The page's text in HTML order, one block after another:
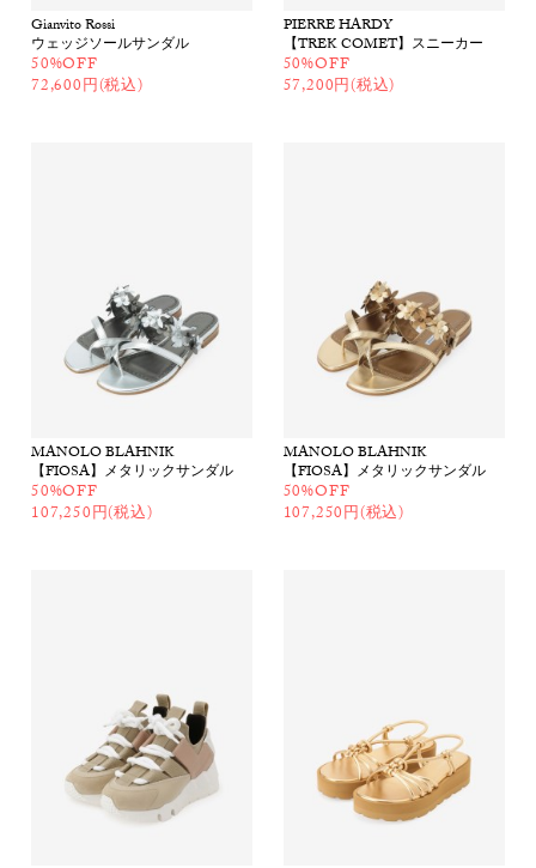
Gianvito Rossi
ウェッジソールサンダル
50%OFF
72,600円(税込)
PIERRE HARDY
【TREK COMET】スニーカー
50%OFF
57,200円(税込)
MANOLO BLAHNIK
【FIOSA】メタリックサンダル
50%OFF
107,250円(税込)
MANOLO BLAHNIK
【FIOSA】メタリックサンダル
50%OFF
107,250円(税込)